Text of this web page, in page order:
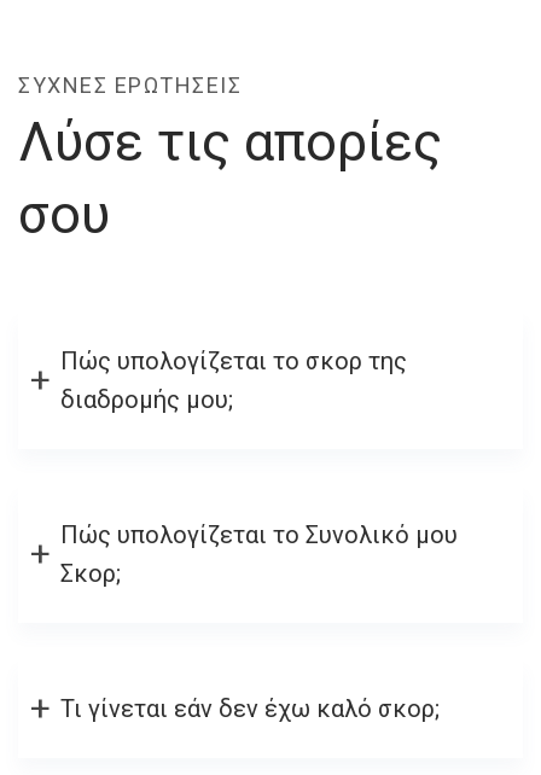
ΣΥΧΝΕΣ ΕΡΩΤΗΣΕΙΣ
Λύσε τις απορίες
σου
Πώς υπολογίζεται το σκορ της
διαδρομής μου;
Πώς υπολογίζεται το Συνολικό μου
Σκορ;
Τι γίνεται εάν δεν έχω καλό σκορ;